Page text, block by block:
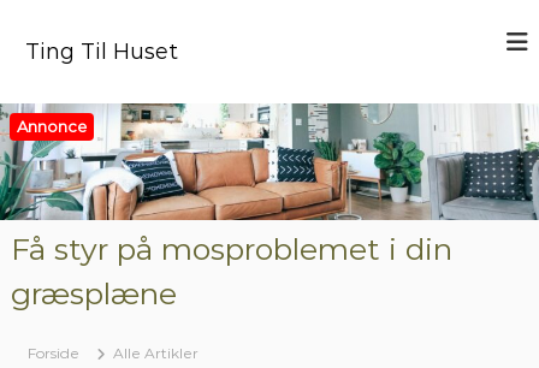
r
e
t
i
l
Ting Til Huset
Annonce
Få styr på mosproblemet i din
græsplæne
Forside
Alle Artikler